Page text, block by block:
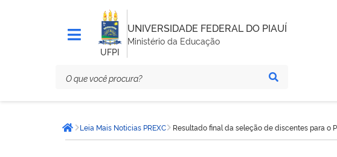
UFPI
UNIVERSIDADE FEDERAL DO PIAUÍ
Ministério da Educação
está
aqui:Página inicial
Leia Mais Noticias PREXC Resultado final da seleção de discentes para o